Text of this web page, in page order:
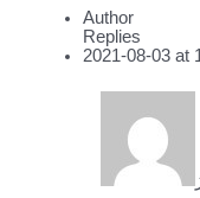
Author
Replies
2021-08-03 at